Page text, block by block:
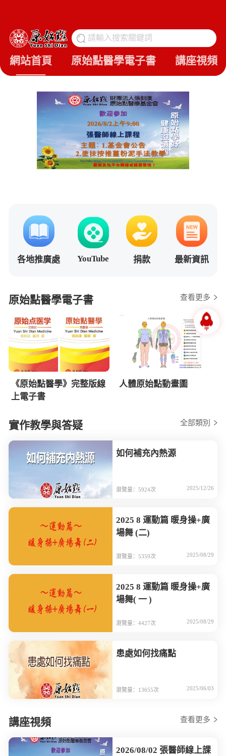
請輸入搜索關鍵詞
網站首頁 原始點醫學電子書 講座視頻
各地推廣處 YouTube 捐款 最新資訊
原始點醫學電子書 查看更多
《原始點醫學》完整版線
上電子書
人體原始點動畫圖
實作教學與答疑 全部類別
如何補充內熱源
瀏覽量：5924次 2025/12/26
2025 8 運動篇 暖身操+廣
場舞 (二)
瀏覽量：5359次 2025/08/29
2025 8 運動篇 暖身操+廣
場舞( 一 )
瀏覽量：4427次 2025/08/29
患處如何找痛點
瀏覽量：13655次 2025/06/03
講座視頻 查看更多
2026/08/02 張醫師線上課